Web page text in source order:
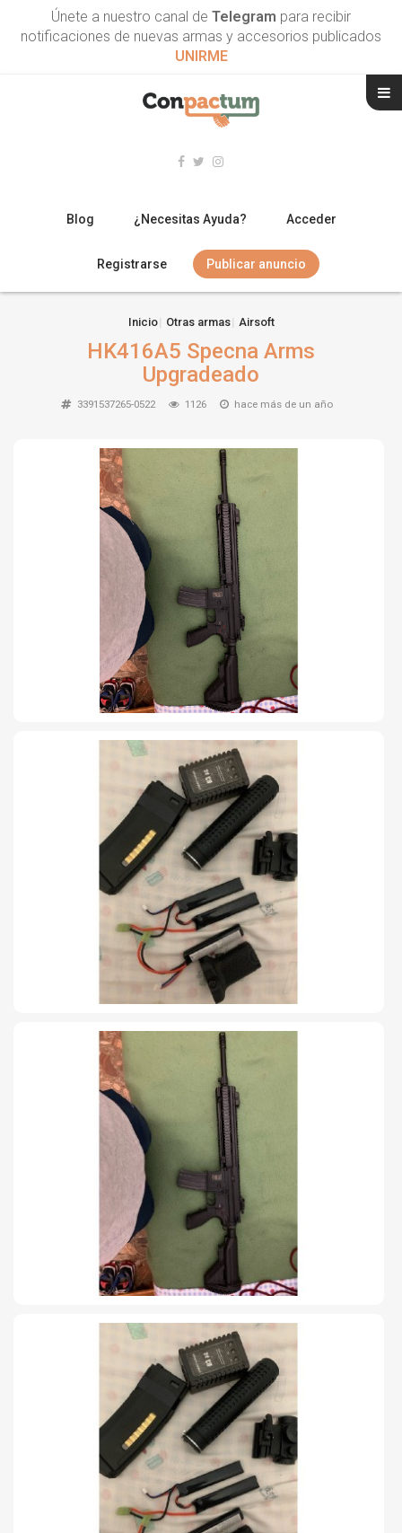
Únete a nuestro canal de Telegram para recibir
notificaciones de nuevas armas y accesorios publicados
UNIRME
Blog ¿Necesitas Ayuda? Acceder
Registrarse Publicar anuncio
ESCOPETAS
AIRE COMPRIMIDO
OTRAS ARMAS
Inicio Otras armas Airsoft
HK416A5 Specna Arms
Upgradeado
3391537265-0522 1126 hace más de un año